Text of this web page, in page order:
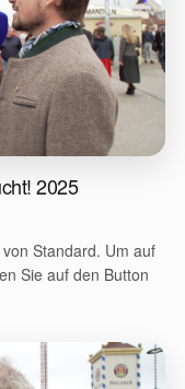
2025
Standard. Um auf
Sie auf den Button